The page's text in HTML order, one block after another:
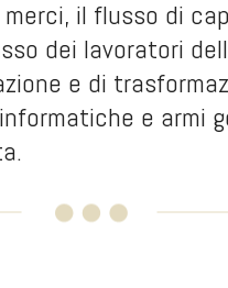
il flusso di
dei lavoratori
e di
e armi